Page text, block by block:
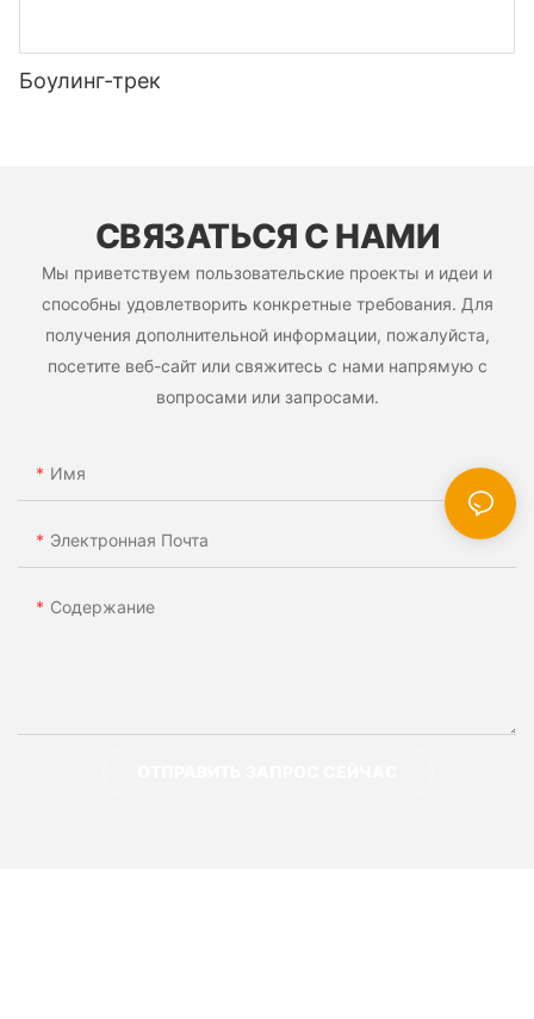
Боулинг-трек
СВЯЗАТЬСЯ С НАМИ
Мы приветствуем пользовательские проекты и идеи и
способны удовлетворить конкретные требования. Для
получения дополнительной информации, пожалуйста,
посетите веб-сайт или свяжитесь с нами напрямую с
вопросами или запросами.
Имя
Электронная Почта
Содержание